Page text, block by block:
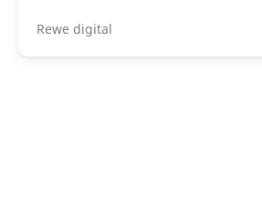
Rewe digital